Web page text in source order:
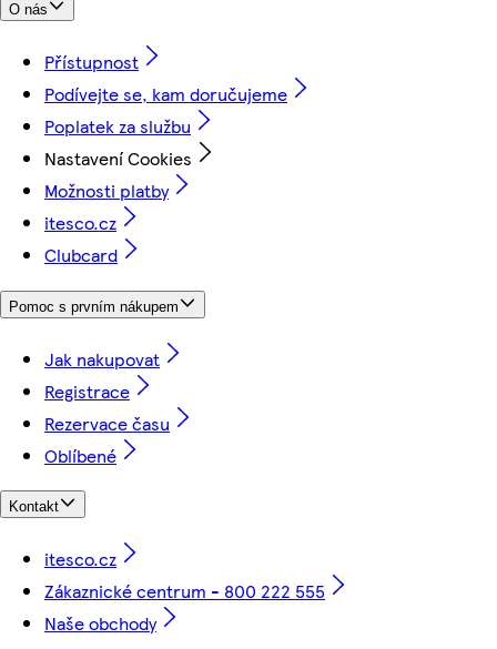
O nás
Přístupnost
Podívejte se, kam doručujeme
Poplatek za službu
Nastavení Cookies
Možnosti platby
itesco.cz
Clubcard
Pomoc s prvním nákupem
Jak nakupovat
Registrace
Rezervace času
Oblíbené
Kontakt
itesco.cz
Zákaznické centrum - 800 222 555
Naše obchody